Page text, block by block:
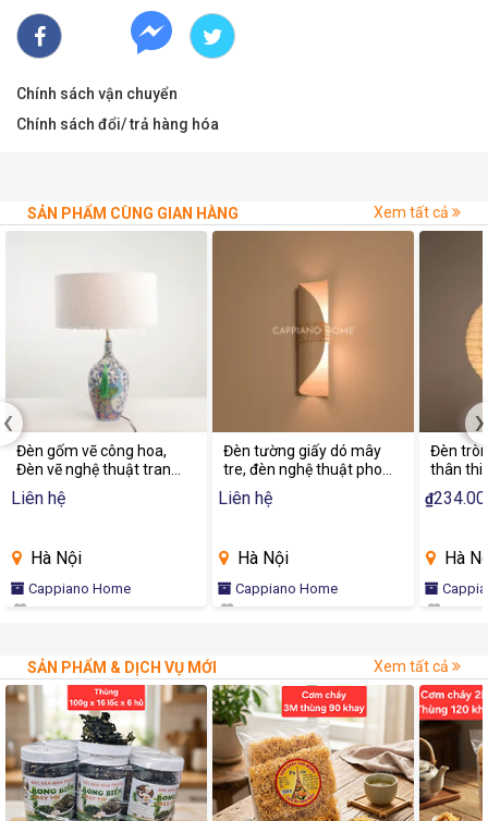
Chính sách vận chuyển
Chính sách đổi/ trả hàng hóa
SẢN PHẨM CÙNG GIAN HÀNG Xem tất cả
Đèn gốm vẽ công hoa,
Đèn vẽ nghệ thuật trang
trí phòng khách, phòng
ngủ, Đèn decor cao cấp |
Liên hệ
Hà Nội
Cappiano Home
Đèn tường giấy dó mây
tre, đèn nghệ thuật phong
cách châu âu, đèn trang
trí tường | Capiano Home
Liên hệ
Hà Nội
Cappiano Home
Đèn
thân
đèn
khách,
₫
Hà
‹ ›
SẢN PHẨM & DỊCH VỤ MỚI Xem tất cả